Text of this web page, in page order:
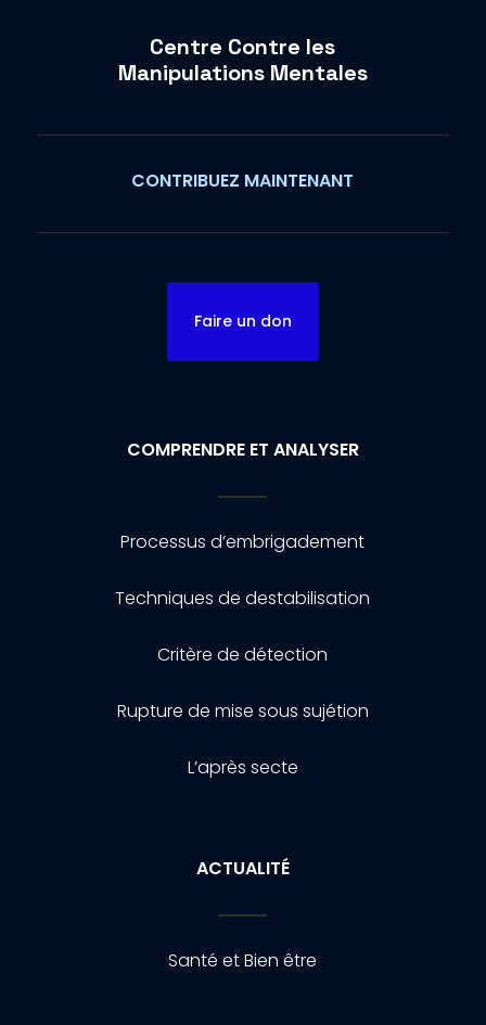
Centre Contre les
Manipulations Mentales
CONTRIBUEZ MAINTENANT
Faire un don
COMPRENDRE ET ANALYSER
Processus d’embrigadement
Techniques de destabilisation
Critère de détection
Rupture de mise sous sujétion
L’après secte
ACTUALITÉ
Santé et Bien être